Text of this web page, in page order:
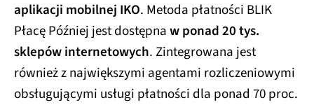
aplikacji mobilnej IKO. Metoda płatności BLIK
Płacę Później jest dostępnaw ponad 20 tys.
sklepów internetowych. Zintegrowana jest
również z największymi agentami rozliczeniowymi
obsługującymi usługi płatności dla ponad 70 proc.